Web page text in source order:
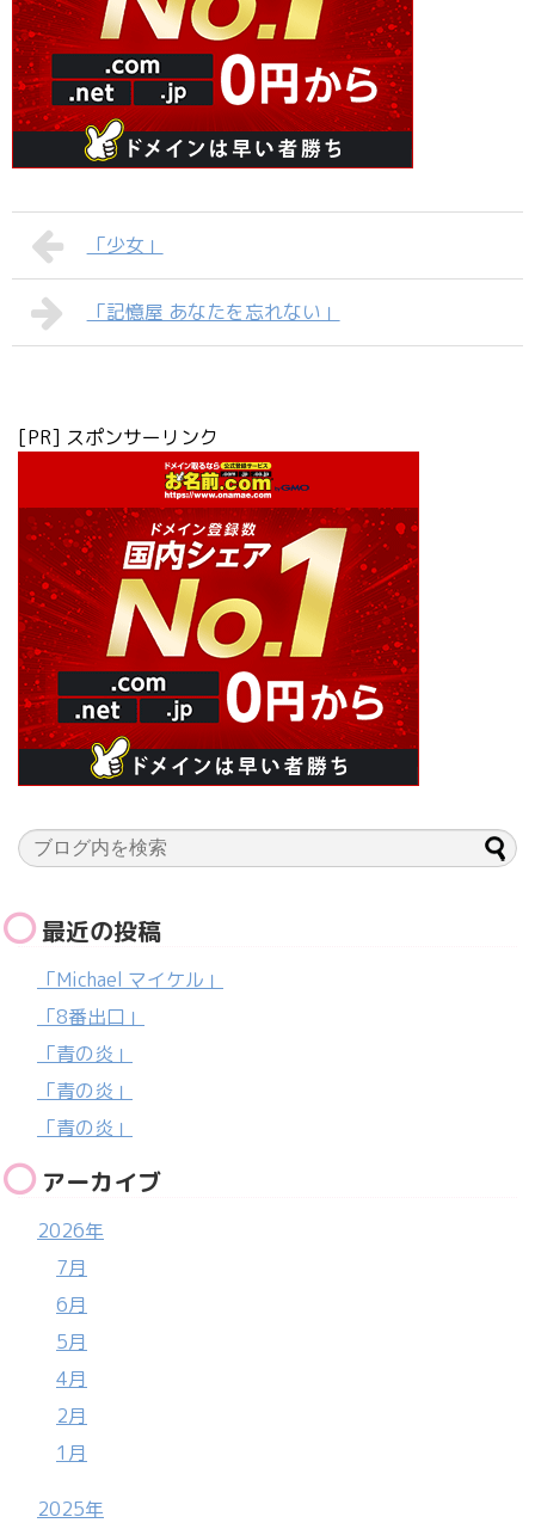
「少女」
「記憶屋 あなたを忘れない」
[PR] スポンサーリンク
最近の投稿
「Michael マイケル」
「8番出口」
「青の炎」
「青の炎」
「青の炎」
アーカイブ
2026年
7月
6月
5月
4月
2月
1月
2025年